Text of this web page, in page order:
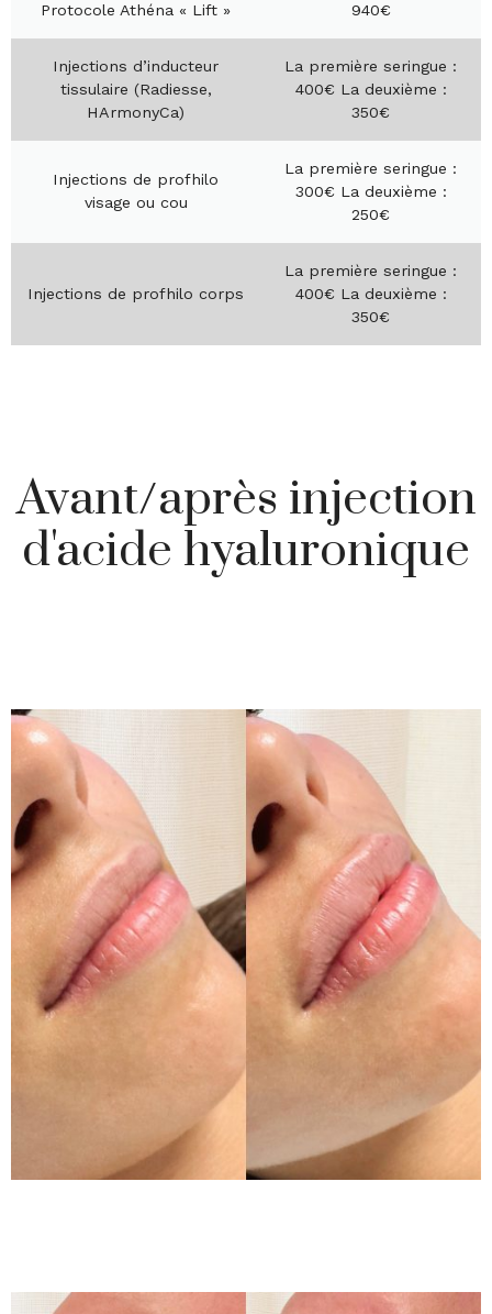
Protocole Athéna « Lift » 940€
Injections d’inducteur
tissulaire (Radiesse,
HArmonyCa)
La première seringue :
400€ La deuxième :
350€
Injections de profhilo
visage ou cou
La première seringue :
300€ La deuxième :
250€
Injections de profhilo corps
La première seringue :
400€ La deuxième :
350€
Avant/après injection
d'acide hyaluronique